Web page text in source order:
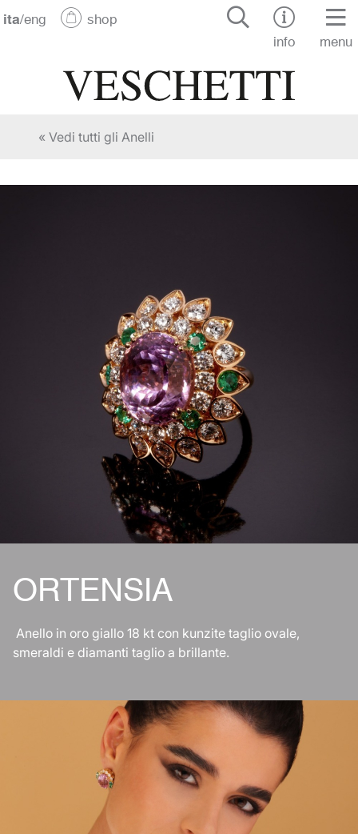
ita/eng
shop
info
menu
« Vedi tutti gli Anelli
ORTENSIA
Anello in oro giallo 18 kt con kunzite taglio ovale,
smeraldi e diamanti taglio a brillante.